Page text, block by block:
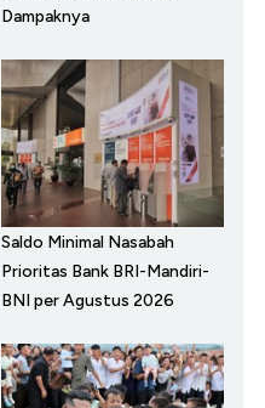
Dampaknya
Saldo Minimal Nasabah
Prioritas Bank BRI-Mandiri-
BNI per Agustus 2026